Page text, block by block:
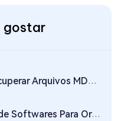
gostar
MDT Perdidos/Corrompidos
e Remoção de Imagens Similares